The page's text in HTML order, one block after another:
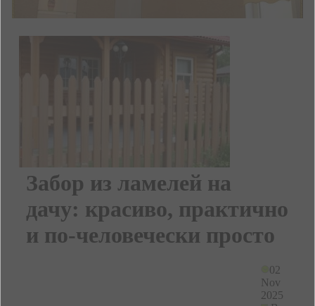
Забор из ламелей на
дачу: красиво, практично
и по-человечески просто
02
Nov
2025